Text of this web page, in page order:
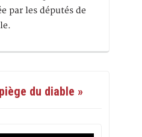
par les députés de
du diable »